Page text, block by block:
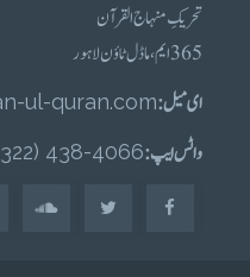
تحریکِ منہاج القرآن
365 ایم، ماڈل ٹاؤن لاہور
ای میل :ul-quran.com
واٹس ایپ :4066-438 (322) 92+